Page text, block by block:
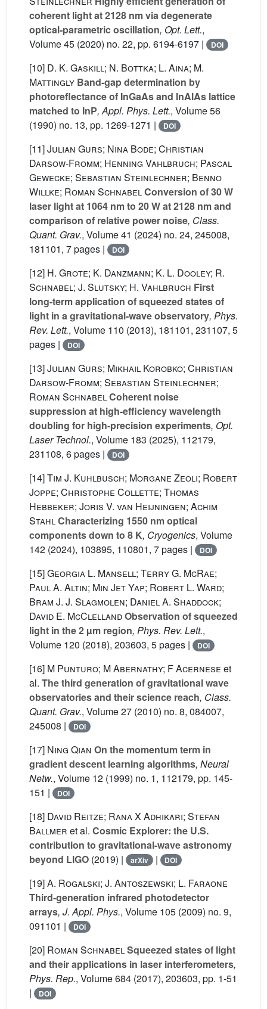
coherent light at 2128 nm via degenerate
optical-parametric oscillation, Opt. Lett.,
Volume 45 (2020) no. 22, pp. 6194-6197 | DOI
[10] D. K. Gaskill; N. Bottka; L. Aina; M.
Mattingly Band‐gap determination by
photoreflectance of InGaAs and InAlAs lattice
matched to InP, Appl. Phys. Lett., Volume 56
(1990) no. 13, pp. 1269-1271 |
DOI
[11]Julian Gurs; Nina Bode; Christian
Darsow-Fromm; Henning Vahlbruch; Pascal
Gewecke; Sebastian Steinlechner; Benno
Willke; Roman SchnabelConversion of 30 W
laser light at 1064 nm to 20 W at 2128 nm and
comparison of relative power noise, Class.
Quant. Grav., Volume 41 (2024) no. 24, 245008,
181101, 7 pages |
DOI
[12] H. Grote; K. Danzmann; K. L. Dooley; R.
Schnabel; J. Slutsky; H. Vahlbruch First
long-term application of squeezed states of
light in a gravitational-wave observatory, Phys.
Rev. Lett., Volume 110 (2013), 181101, 231107, 5
pages |
DOI
[13]Julian Gurs; Mikhail Korobko; Christian
Darsow-Fromm; Sebastian Steinlechner;
Roman SchnabelCoherent noise
suppression at high-efficiency wavelength
doubling for high-precision experiments, Opt.
Laser Technol., Volume 183 (2025), 112179,
231108, 6 pages |
DOI
[14]Tim J. Kuhlbusch; Morgane Zeoli; Robert
Joppe; Christophe Collette; Thomas
Hebbeker; Joris V. van Heijningen; Achim
StahlCharacterizing 1550 nm optical
components down to 8 K, Cryogenics, Volume
142 (2024), 103895, 110801, 7 pages | DOI
[15]Georgia L. Mansell; Terry G. McRae;
Paul A. Altin; Min Jet Yap; Robert L. Ward;
Bram J. J. Slagmolen; Daniel A. Shaddock;
David E. McClellandObservation of squeezed
light in the 2 µm region, Phys. Rev. Lett.,
Volume 120 (2018), 203603, 5 pages | DOI
[16] M Punturo; M Abernathy; F Acernese et
al. The third generation of gravitational wave
observatories and their science reach, Class.
Quant. Grav., Volume 27 (2010) no. 8, 084007,
245008 |
DOI
[17] Ning Qian On the momentum term in
gradient descent learning algorithms, Neural
Netw., Volume 12 (1999) no. 1, 112179, pp. 145-
151 |
DOI
[18] David Reitze; Rana X Adhikari; Stefan
Ballmer et al. Cosmic Explorer: the U.S.
contribution to gravitational-wave astronomy
beyond LIGO (2019) | arXiv | DOI
[19]A. Rogalski; J. Antoszewski; L. Faraone
Third-generation infrared photodetector
arrays, J. Appl. Phys., Volume 105 (2009) no. 9,
091101 |
DOI
[20] Roman SchnabelSqueezed states of light
and their applications in laser interferometers,
Phys. Rep., Volume 684 (2017), 203603, pp. 1-51
|
DOI